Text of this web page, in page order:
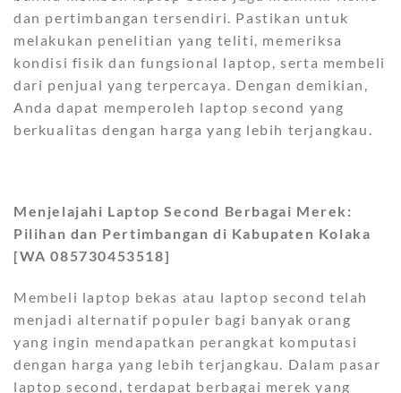
dan pertimbangan tersendiri. Pastikan untuk
melakukan penelitian yang teliti, memeriksa
kondisi fisik dan fungsional laptop, serta membeli
dari penjual yang terpercaya. Dengan demikian,
Anda dapat memperoleh laptop second yang
berkualitas dengan harga yang lebih terjangkau.
Menjelajahi Laptop Second Berbagai Merek:
Pilihan dan Pertimbangan di Kabupaten Kolaka
[WA 085730453518]
Membeli laptop bekas atau laptop second telah
menjadi alternatif populer bagi banyak orang
yang ingin mendapatkan perangkat komputasi
dengan harga yang lebih terjangkau. Dalam pasar
laptop second, terdapat berbagai merek yang